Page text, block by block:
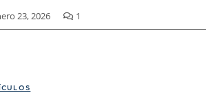
23, 2026 1